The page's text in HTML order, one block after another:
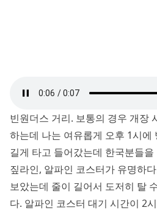
빈원더스 거리. 보통의 경우 개장
하는데 나는 여유롭게 오후 1시에
길게 타고 들어갔는데 한국분들
짚라인, 알파인 코스터가 유명하
보았는데 줄이 길어서 도저히 탈
다. 알파인 코스터 대기 시간이 2